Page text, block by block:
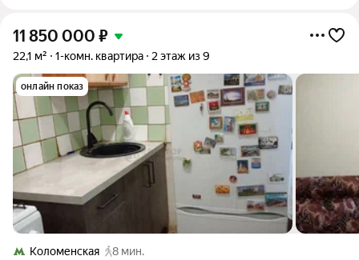
11 850 000 ₽
22,1 м² 1-комн. квартира 2 этаж из 9
онлайн показ
Коломенская
8 мин.